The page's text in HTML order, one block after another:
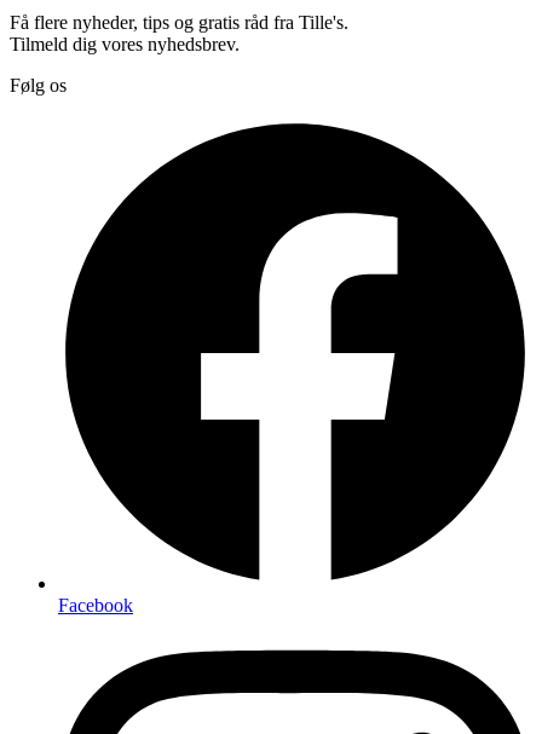
Få flere nyheder, tips og gratis råd fra Tille's.
Tilmeld dig vores nyhedsbrev.
Følg os
Facebook